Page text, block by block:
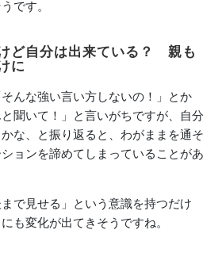
です。
ど自分は出来ている？ 親も
に
んな強い言い方しないの！」とか
と聞いて！」と言いがちですが、自分
な、と振り返ると、わがままを通そ
ョンを諦めてしまっていることがあ
まで見せる」という意識を持つだけ
も変化が出てきそうですね。